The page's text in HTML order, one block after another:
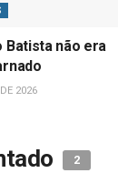
Batista não era
2026
2